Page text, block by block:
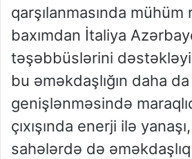
qarşılanmasında mühüm
baxımdan İtaliya
təşəbbüslərini
bu əməkdaşlığın daha da
genişlənməsində
çıxışında enerji ilə
sahələrdə də əməkdaşlıq